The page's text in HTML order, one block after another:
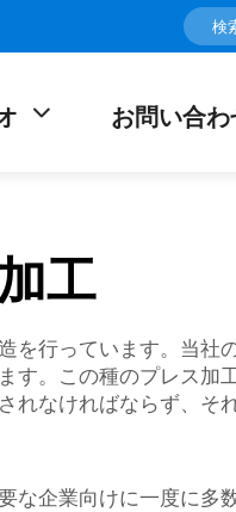
お問い合わ
工
を行っています。当社
す。この種のプレス加
れなければならず、そ
な企業向けに一度に多